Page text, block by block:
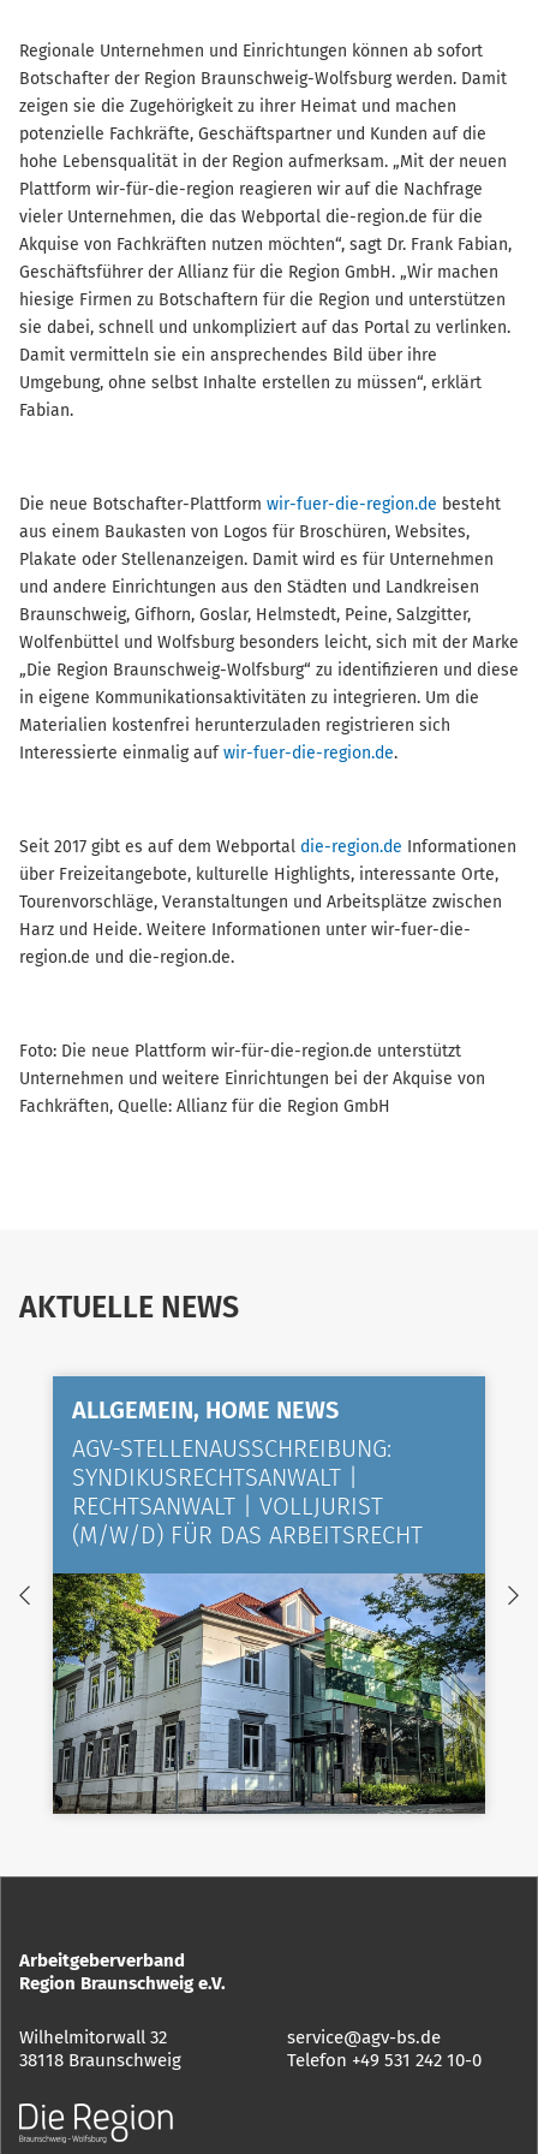
Regionale Unternehmen und Einrichtungen können ab sofort
Botschafter der Region Braunschweig-Wolfsburg werden. Damit
zeigen sie die Zugehörigkeit zu ihrer Heimat und machen
potenzielle Fachkräfte, Geschäftspartner und Kunden auf die
hohe Lebensqualität in der Region aufmerksam. „Mit der neuen
Plattform wir-für-die-region reagieren wir auf die Nachfrage
vieler Unternehmen, die das Webportal die-region.de für die
Akquise von Fachkräften nutzen möchten“, sagt Dr. Frank Fabian,
Geschäftsführer der Allianz für die Region GmbH. „Wir machen
hiesige Firmen zu Botschaftern für die Region und unterstützen
sie dabei, schnell und unkompliziert auf das Portal zu verlinken.
Damit vermitteln sie ein ansprechendes Bild über ihre
Umgebung, ohne selbst Inhalte erstellen zu müssen“, erklärt
Fabian.
Die neue Botschafter-Plattform wir-fuer-die-region.de besteht
aus einem Baukasten von Logos für Broschüren, Websites,
Plakate oder Stellenanzeigen. Damit wird es für Unternehmen
und andere Einrichtungen aus den Städten und Landkreisen
Braunschweig, Gifhorn, Goslar, Helmstedt, Peine, Salzgitter,
Wolfenbüttel und Wolfsburg besonders leicht, sich mit der Marke
„Die Region Braunschweig-Wolfsburg“ zu identifizieren und diese
in eigene Kommunikationsaktivitäten zu integrieren. Um die
Materialien kostenfrei herunterzuladen registrieren sich
Interessierte einmalig aufwir-fuer-die-region.de.
Seit 2017 gibt es auf dem Webportal die-region.de Informationen
über Freizeitangebote, kulturelle Highlights, interessante Orte,
Tourenvorschläge, Veranstaltungen und Arbeitsplätze zwischen
Harz und Heide. Weitere Informationen unter wir-fuer-die-
region.de und die-region.de.
Foto: Die neue Plattform wir-für-die-region.de unterstützt
Unternehmen und weitere Einrichtungen bei der Akquise von
Fachkräften, Quelle: Allianz für die Region GmbH
AKTUELLE NEWS
ALLGEMEIN, HOME NEWS
AGV-STELLENAUSSCHREIBUNG:
SYNDIKUSRECHTSANWALT |
RECHTSANWALT | VOLLJURIST
(M/W/D) FÜR DAS ARBEITSRECHT
Arbeitgeberverband
Region Braunschweig e.V.
Wilhelmitorwall 32
38118 Braunschweig
service@agv-bs.de
Telefon +49 531 242 10-0